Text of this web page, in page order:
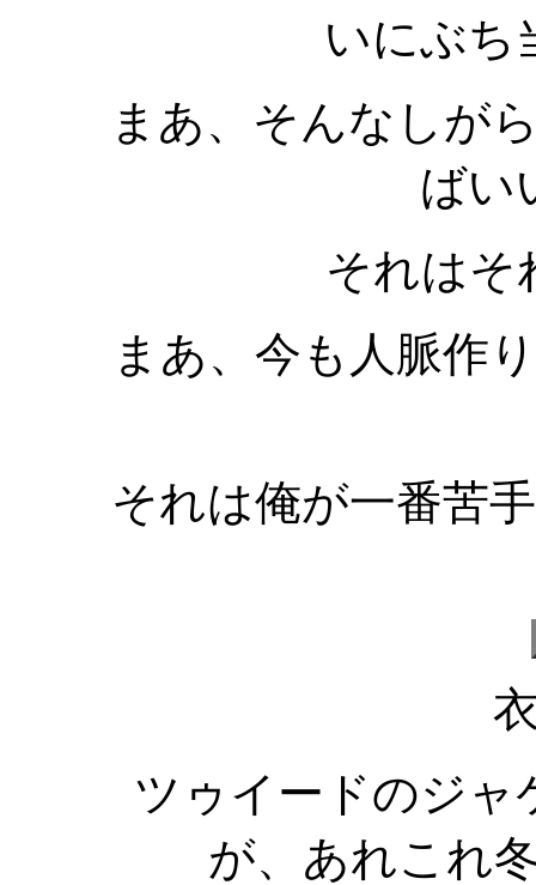
いにぶち
まあ、そんなしが
ばい
それはそ
まあ、今も人脈作
それは俺が一番苦
ツゥイードのジャ
が、あれこれ